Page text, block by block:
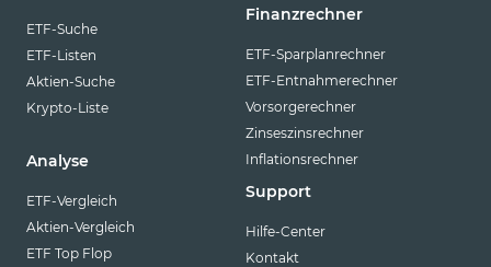
ETF-Suche
ETF-Listen
Aktien-Suche
Krypto-Liste
Analyse
ETF-Vergleich
Aktien-Vergleich
ETF Top Flop
Finanzrechner
ETF-Sparplanrechner
ETF-Entnahmerechner
Vorsorgerechner
Zinseszinsrechner
Inflationsrechner
Support
Hilfe-Center
Kontakt